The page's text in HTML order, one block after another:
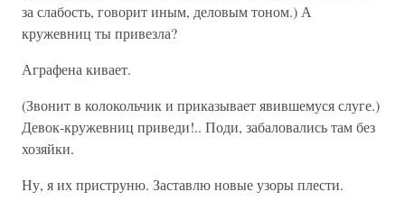
за слабость, говорит иным, деловым тоном.) А
кружевниц ты привезла?
Аграфена кивает.
(Звонит в колокольчик и приказывает явившемуся слуге.)
Девок-кружевниц приведи!.. Поди, забаловались там без
хозяйки.
Ну, я их приструню. Заставлю новые узоры плести.